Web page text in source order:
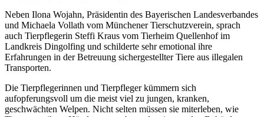
Neben Ilona Wojahn, Präsidentin des Bayerischen Landesverbandes
und Michaela Vollath vom Münchener Tierschutzverein, sprach
auch Tierpflegerin Steffi Kraus vom Tierheim Quellenhof im
Landkreis Dingolfing und schilderte sehr emotional ihre
Erfahrungen in der Betreuung sichergestellter Tiere aus illegalen
Transporten.
Die Tierpflegerinnen und Tierpfleger kümmern sich
aufopferungsvoll um die meist viel zu jungen, kranken,
geschwächten Welpen. Nicht selten müssen sie miterleben, wie